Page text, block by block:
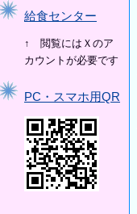
給食センター
↑ 閲覧にはＸのア
カウントが必要です
PC・スマホ用QR